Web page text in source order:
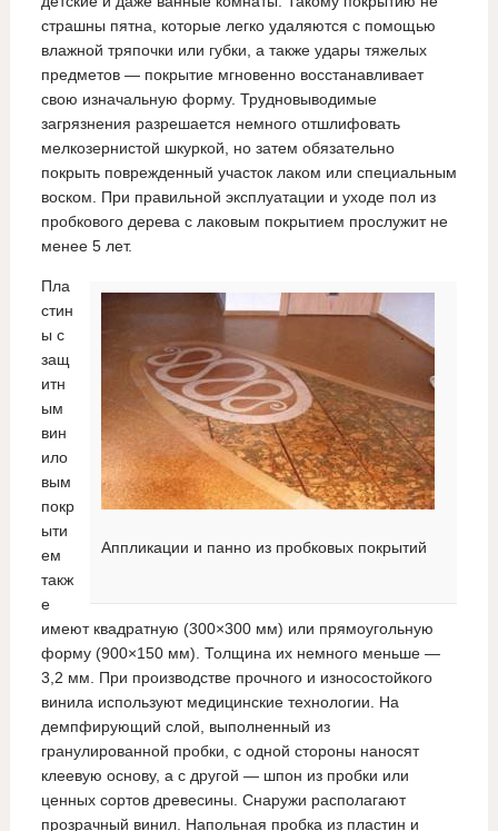
страшны пятна, которые легко удаляются с помощью
влажной тряпочки или губки, а также удары тяжелых
предметов — покрытие мгновенно восстанавливает
свою изначальную форму. Трудновыводимые
загрязнения разрешается немного отшлифовать
мелкозернистой шкуркой, но затем обязательно
покрыть поврежденный участок лаком или специальным
воском. При правильной эксплуатации и уходе пол из
пробкового дерева с лаковым покрытием прослужит не
менее 5 лет.
Аппликации и панно из пробковых покрытий
Пла
стин
ы с
защ
итн
ым
вин
ило
вым
покр
ыти
ем
такж
е
имеют квадратную (300×300 мм) или прямоугольную
форму (900×150 мм). Толщина их немного меньше —
3,2 мм. При производстве прочного и износостойкого
винила используют медицинские технологии. На
демпфирующий слой, выполненный из
гранулированной пробки, с одной стороны наносят
клеевую основу, а с другой — шпон из пробки или
ценных сортов древесины. Снаружи располагают
прозрачный винил. Напольная пробка из пластин и